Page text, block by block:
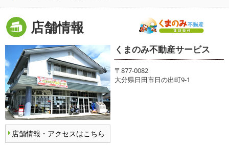
店舗情報
店舗情報・アクセスはこちら
くまのみ不動産サービス
〒877-0082
大分県日田市日の出町9-1